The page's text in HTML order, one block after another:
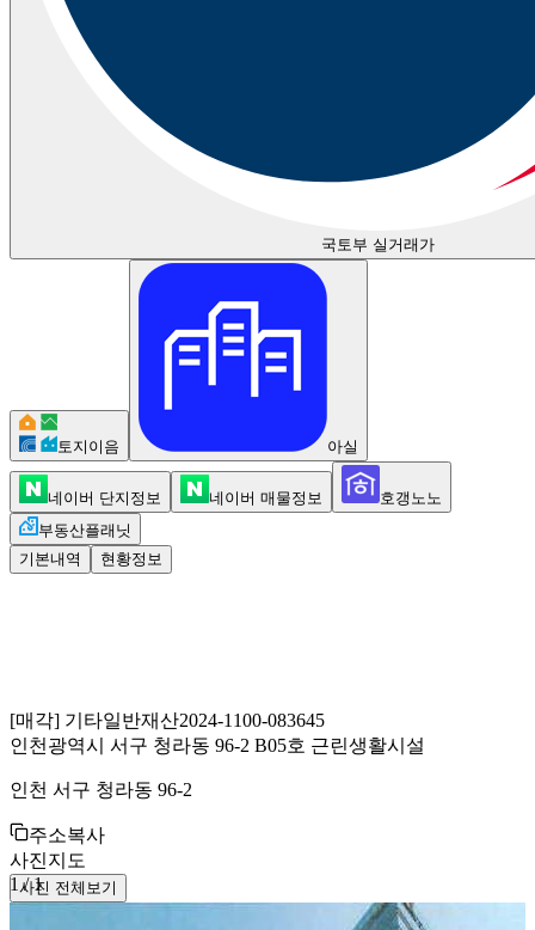
국토부 실거래가
토지이음 아실
네이버 단지정보 네이버 매물정보
호갱노노
부동산플래닛
기본내역
현황정보
[매각] 기타일반재산2024-1100-083645
인천광역시 서구 청라동 96-2 B05호 근린생활시설
인천 서구 청라동 96-2
주소복사
사진지도
1 /1
사진 전체보기